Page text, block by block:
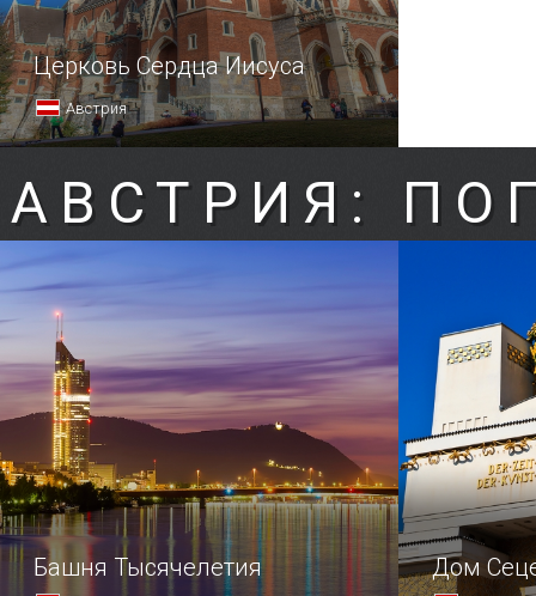
Церковь Сердца Иисуса
Австрия
АВСТРИЯ:
Башня Тысячелетия Дом